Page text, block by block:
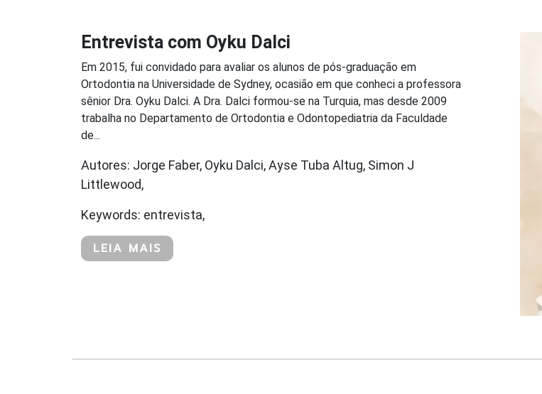
Entrevista com Oyku Dalci
Em 2015, fui convidado para avaliar os alunos de pós-graduação em
Ortodontia na Universidade de Sydney, ocasião em que conheci a professora
sênior Dra. Oyku Dalci. A Dra. Dalci formou-se na Turquia, mas desde 2009
trabalha no Departamento de Ortodontia e Odontopediatria da Faculdade
de...
Autores: Jorge Faber, Oyku Dalci, Ayse Tuba Altug, Simon J
Littlewood,
Keywords: entrevista,
LEIA MAIS